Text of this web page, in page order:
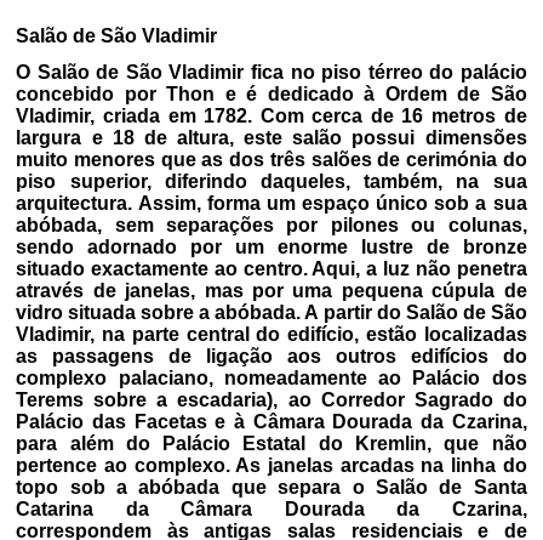
Salão de São Vladimir
O Salão de São Vladimir fica no piso térreo do palácio
concebido por Thon e é dedicado à Ordem de São
Vladimir, criada em 1782. Com cerca de 16 metros de
largura e 18 de altura, este salão possui dimensões
muito menores que as dos três salões de cerimónia do
piso superior, diferindo daqueles, também, na sua
arquitectura. Assim, forma um espaço único sob a sua
abóbada, sem separações por pilones ou colunas,
sendo adornado por um enorme lustre de bronze
situado exactamente ao centro. Aqui, a luz não penetra
através de janelas, mas por uma pequena cúpula de
vidro situada sobre a abóbada. A partir do Salão de São
Vladimir, na parte central do edifício, estão localizadas
as passagens de ligação aos outros edifícios do
complexo palaciano, nomeadamente ao Palácio dos
Terems sobre a escadaria), ao Corredor Sagrado do
Palácio das Facetas e à Câmara Dourada da Czarina,
para além do Palácio Estatal do Kremlin, que não
pertence ao complexo. As janelas arcadas na linha do
topo sob a abóbada que separa o Salão de Santa
Catarina da Câmara Dourada da Czarina,
correspondem às antigas salas residenciais e de